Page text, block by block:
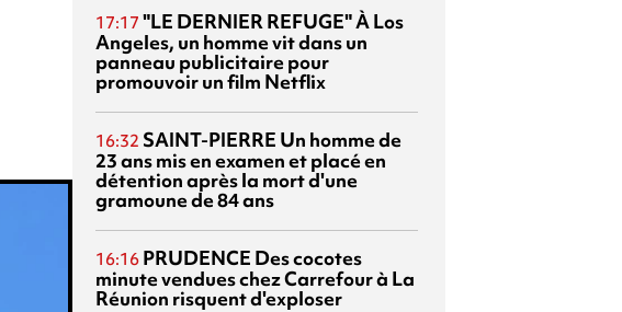
17:17 "LE DERNIER REFUGE"À Los
Angeles, un homme vit dans un
panneau publicitaire pour
promouvoir un film Netflix
16:32 SAINT-PIERRE Un homme de
23 ans mis en examen et placé en
détention après la mort d'une
gramoune de 84 ans
16:16 PRUDENCE Des cocotes
minute vendues chez Carrefour à La
Réunion risquent d'exploser